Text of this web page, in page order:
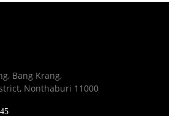
Bang Krang,
Nonthaburi 11000